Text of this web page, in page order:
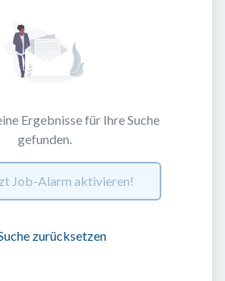
Ergebnisse für Ihre Suche
gefunden.
Job-Alarm aktivieren!
zurücksetzen